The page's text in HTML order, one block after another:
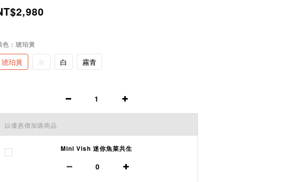
色 : 琥珀黃
琥珀黃 灰 白 霧青
以優惠價加購商品
Mini Vish 迷你魚菜共生